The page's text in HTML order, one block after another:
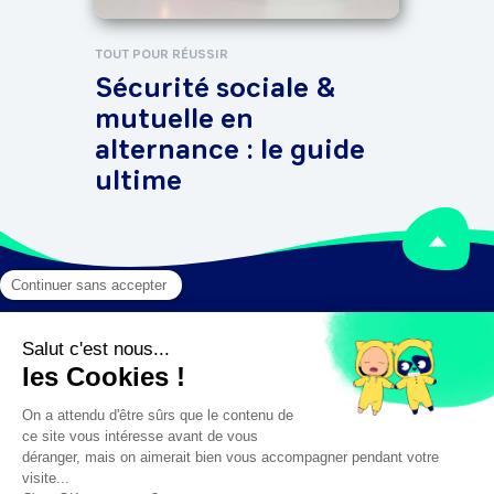
TOUT POUR RÉUSSIR
Sécurité sociale &
mutuelle en
alternance : le guide
ultime
Mentions légales